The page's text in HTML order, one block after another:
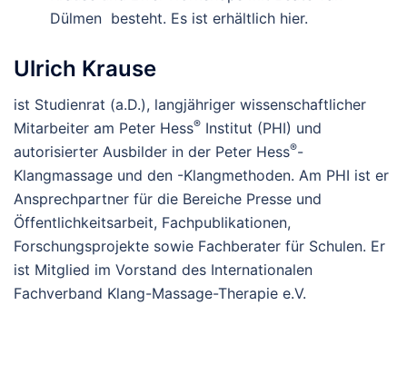
Dülmen besteht. Es ist erhältlich hier.
Ulrich Krause
ist Studienrat (a.D.), langjähriger wissenschaftlicher
Mitarbeiter am Peter Hess® Institut (PHI) und
autorisierter Ausbilder in der Peter Hess®-
Klangmassage und den -Klangmethoden. Am PHI ist er
Ansprechpartner für die Bereiche Presse und
Öffentlichkeitsarbeit, Fachpublikationen,
Forschungsprojekte sowie Fachberater für Schulen. Er
ist Mitglied im Vorstand des Internationalen
Fachverband Klang-Massage-Therapie e.V.